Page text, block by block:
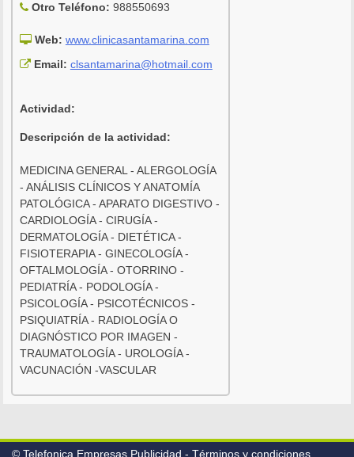
Otro Teléfono: 988550693
Web: www.clinicasantamarina.com
Email: clsantamarina@hotmail.com
Actividad:
Descripción de la actividad:
MEDICINA GENERAL - ALERGOLOGÍA
- ANÁLISIS CLÍNICOS Y ANATOMÍA
PATOLÓGICA - APARATO DIGESTIVO -
CARDIOLOGÍA - CIRUGÍA -
DERMATOLOGÍA - DIETÉTICA -
FISIOTERAPIA - GINECOLOGÍA -
OFTALMOLOGÍA - OTORRINO -
PEDIATRÍA - PODOLOGÍA -
PSICOLOGÍA - PSICOTÉCNICOS -
PSIQUIATRÍA - RADIOLOGÍA O
DIAGNÓSTICO POR IMAGEN -
TRAUMATOLOGÍA - UROLOGÍA -
VACUNACIÓN -VASCULAR
© Telefonica Empresas Publicidad - Términos y condiciones